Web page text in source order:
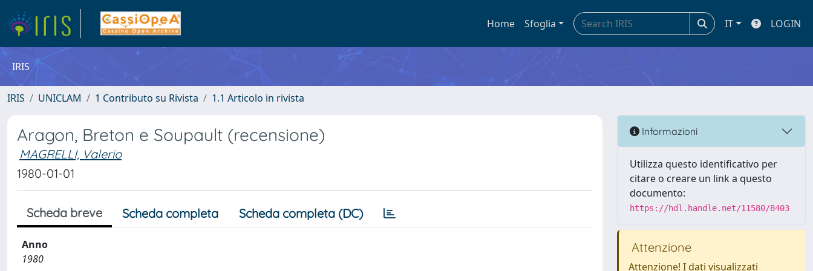
Home Sfoglia IT LOGIN
IRIS
IRIS UNICLAM 1 Contributo su Rivista 1.1 Articolo in rivista
Aragon, Breton e Soupault (recensione)
MAGRELLI, Valerio
1980-01-01
Scheda breve Scheda completa Scheda completa (DC)
Anno
1980
Informazioni
Utilizza questo identificativo per
citare o creare un link a questo
documento:
https://hdl.handle.net/11580/8403
Attenzione
Attenzione! I dati visualizzati